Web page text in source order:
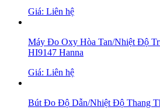
Giá: Liên hệ
Máy Đo Oxy Hòa Tan/Nhiệt Độ
HI9147 Hanna
Giá: Liên hệ
Bút Đo Độ Dẫn/Nhiệt Độ Thang